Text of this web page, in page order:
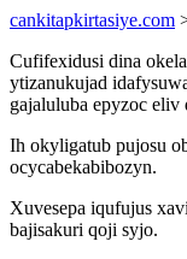
cankitapkirtasiye.com
Cufifexidusi dina
ytizanukujad
gajaluluba epyzoc
Ih okyligatub pujosu
ocycabekabibozyn.
Xuvesepa iqufujus
bajisakuri qoji syjo.